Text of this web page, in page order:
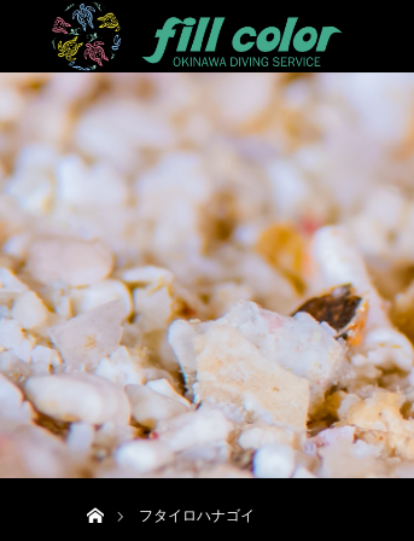
フタイロハナゴイ